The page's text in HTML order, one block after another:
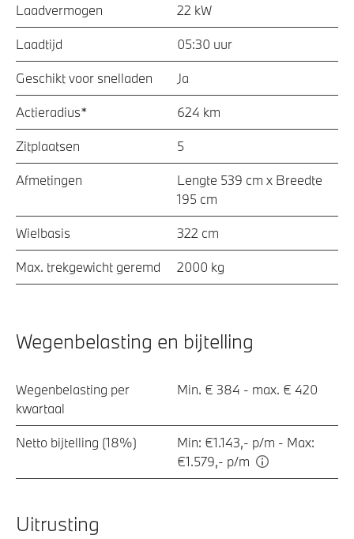
Laadvermogen 22 kW
Laadtijd 05:30 uur
Geschikt voor snelladen Ja
Actieradius* 624 km
Zitplaatsen 5
Afmetingen
Lengte 539 cm x Breedte
195 cm
Wielbasis 322 cm
Max. trekgewicht geremd 2000 kg
Wegenbelasting en bijtelling
Wegenbelasting per
kwartaal
Min. € 384 - max. € 420
Netto bijtelling (18%)
Min: €1.143,- p/m - Max:
€1.579,- p/m
Uitrusting